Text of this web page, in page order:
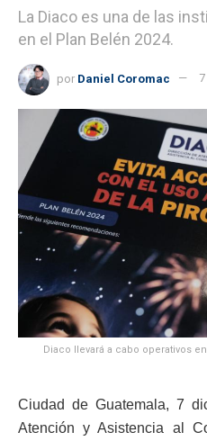
La Diaco es una de las
en el Plan Belén 2024.
por Daniel Coromac
Diaco llevará a cabo operativos
Ciudad de Guatemala, 7
Atención y Asistencia al